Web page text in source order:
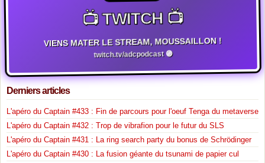
📺 TWITCH 📺
VIENS MATER LE STREAM, MOUSSAILLON !
twitch.tv/adcpodcast 🟣
Derniers articles
L'apéro du Captain #433 : Fin de parcours pour l'oeuf Tenga du metaverse
L'apéro du Captain #432 : Trop de vibrafion pour le futur du SLS
L'apéro du Captain #431 : La ring search party du bonus de Schrödinger
L'apéro du Captain #430 : La fusion géante du tsunami de papier cul